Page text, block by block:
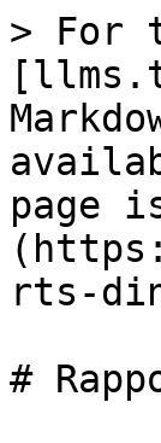
> For
page
rts-
#